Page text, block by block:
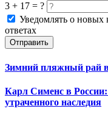
3 + 17 = ?
Уведомлять о новых
ответах
Отправить
Зимний пляжный рай
Карл Сименс в России:
утраченного наследия